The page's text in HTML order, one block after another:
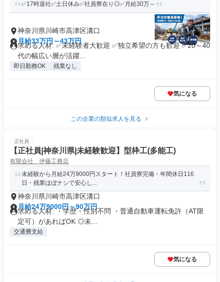
✅17時退社✅土日休み✅社員寮在り◎✅月給30万～
神奈川県川崎市高津区溝口
月給33万円～43万円
求める人材: ✅未経験者大歓迎 ✅独立希望の方も歓迎 ✅20～40
代の幅広い層が活躍...
即日勤務OK 残業なし
気になる
この企業の類似求人を見る
正社員
【正社員|神奈川県|未経験歓迎】型枠工(多能工)
有限会社 伊藤工務店
未経験から月給24万9000円スタート！社員寮完備・年間休日116
日・残業ほぼナシで安心し...
神奈川県川崎市高津区溝口
月給24万9000円～90万円
求める人材: ・学歴・性別不問 ・普通自動車運転免許（AT限
定可）があればOK ◎未...
交通費支給
気になる